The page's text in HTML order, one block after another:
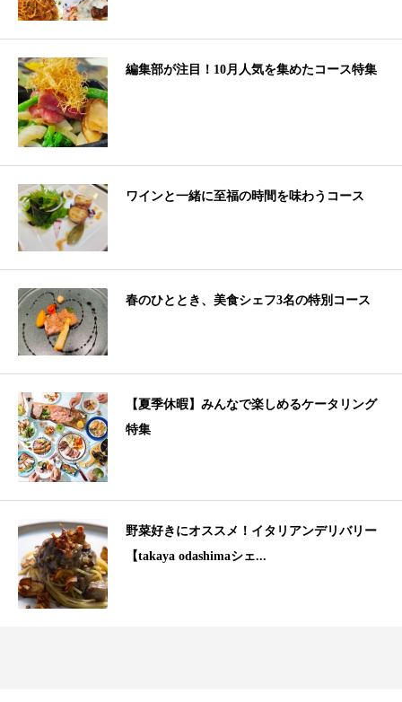
編集部が注目！10月人気を集めたコース特集
ワインと一緒に至福の時間を味わうコース
春のひととき、美食シェフ3名の特別コース
【夏季休暇】みんなで楽しめるケータリング
特集
野菜好きにオススメ！イタリアンデリバリー
【takaya odashimaシェ...